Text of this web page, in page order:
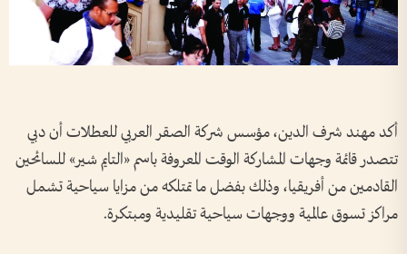
أكد مهند شرف الدين، مؤسس شركة الصقر العربي للعطلات أن دبي
تتصدر قائمة وجهات المشاركة الوقت المعروفة باسم «التايم شير» للسائحين
القادمين من أفريقيا، وذلك بفضل ما تمتلكه من مزايا سياحية تشمل
مراكز تسوق عالمية ووجهات سياحية تقليدية ومبتكرة.